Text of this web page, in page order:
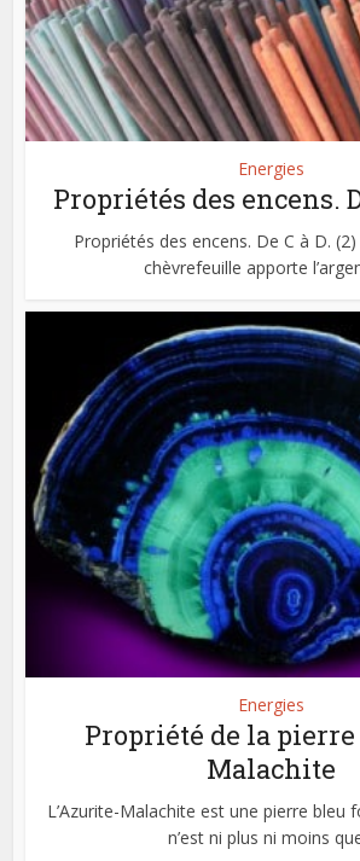
Energies
Propriétés des encens.
Propriétés des encens. De C à D. (2)
chèvrefeuille apporte
Energies
Propriété de la
Malachite
L’Azurite-Malachite est une pierre bleu
n’est ni plus ni moins